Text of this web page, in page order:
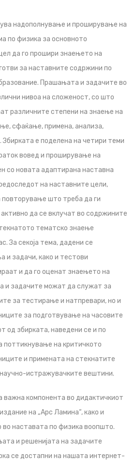
надополнување и проширување на
по физика за основното
да го прошири знаењето на
за наставните содржини по
Прашањата и задачите во
нивоа на сложеност, со што
различните степени на знаење на
сфаќање, примена, анализа,
Збирката е поделена на четири теми
вовед и проширување на
со новата адаптирана наставна
на наставните цели,
што треба да ги
да се вклучат во содржините
тематско знаење
За секоја тема, дадени се
и задачи, како и тестови
и да го оценат знаењето на
и задачите можат да служат за
за тестирање и натпревари, но и
за подготвување на часовите
од збирката, наведени се и по
поттикнување на критичкото
и примената на стекнатите
истражувачките вештини.
важна компонента во дидактичкиот
на „Арс Ламина“, како и
во наставата по физика воопшто.
и решенијата на задачите
се достапни на нашата интернет-